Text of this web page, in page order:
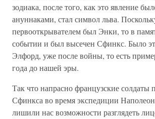
зодиака, после того, как это явление
ануннаками, стал символ льва.
первооткрывателем был Энки, то в
событии и был высечен Сфинкс. Было
Элфорд, уже после войны, то есть
года до нашей эры.
Так что напрасно французские солдаты
Сфинкса во время экспедиции
лишили нас возможности разглядеть